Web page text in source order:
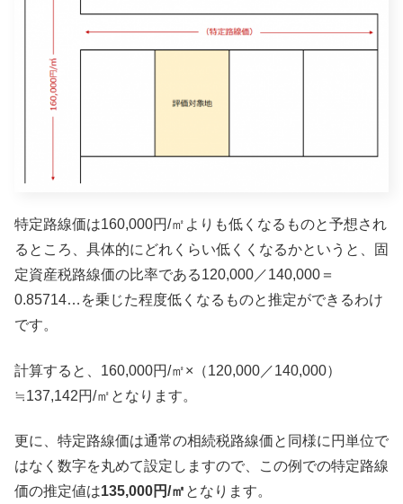
特定路線価は160,000円/㎡よりも低くなるものと予想され
るところ、具体的にどれくらい低くくなるかというと、固
定資産税路線価の比率である120,000／140,000＝
0.85714…を乗じた程度低くなるものと推定ができるわけ
です。
計算すると、160,000円/㎡×（120,000／140,000）
≒137,142円/㎡となります。
更に、特定路線価は通常の相続税路線価と同様に円単位で
はなく数字を丸めて設定しますので、この例での特定路線
価の推定値は135,000円/㎡ となります。